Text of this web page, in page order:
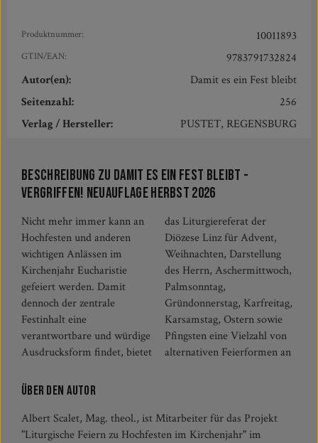
Produktnummer: 10011893
GTIN/EAN:
9783791732824
Autor(en):
Damit es ein Fest bleibt
Seitenzahl:
256
Verlag / Hersteller:
PUSTET, REGENSBURG
Beschreibung zu Damit es ein Fest bleibt -
Vergriffen! Neuauflage Herbst 2026
Nicht mehr immer kann an
Hochfesten und anderen
wichtigen Anlässen im
Kirchenjahr Eucharistie
gefeiert werden. Damit
dennoch der zentrale
Festinhalt eine
verantwortbare und würdige
Ausdrucksform findet, bietet
das Liturgiereferat der
Diözese Linz für Advent,
Weihnachten, Darstellung
des Herrn, Aschermittwoch,
Palmsonntag,
Gründonnerstag, Karfreitag,
Karsamstag, Ostern sowie
Pfingsten eine Vielzahl von
alternativen Feierformen an
Über den Autor
Albert Scalet, Mag. theol., ist Mitarbeiter für das Projekt
"Liturgische Feiern zu Hochfesten im Kirchenjahr" im